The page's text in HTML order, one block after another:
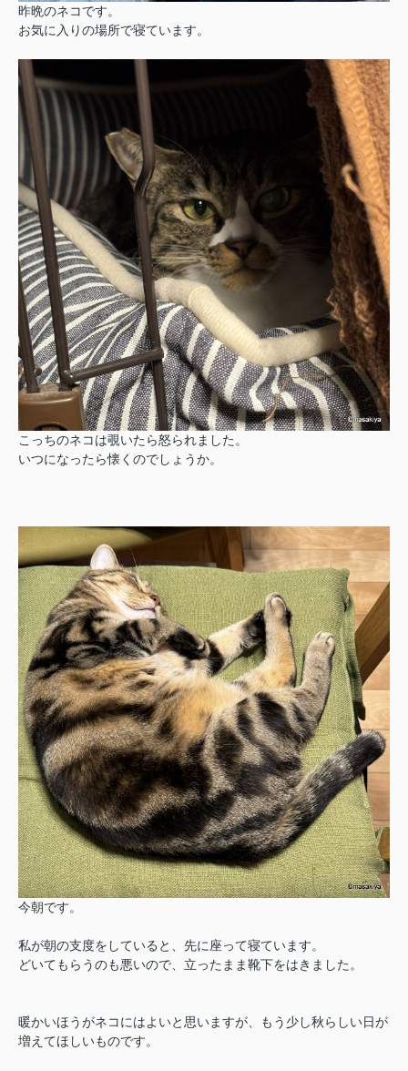
昨晩のネコです。
お気に入りの場所で寝ています。
こっちのネコは覗いたら怒られました。
いつになったら懐くのでしょうか。
今朝です。
私が朝の支度をしていると、先に座って寝ています。
どいてもらうのも悪いので、立ったまま靴下をはきました。
暖かいほうがネコにはよいと思いますが、もう少し秋らしい日が
増えてほしいものです。